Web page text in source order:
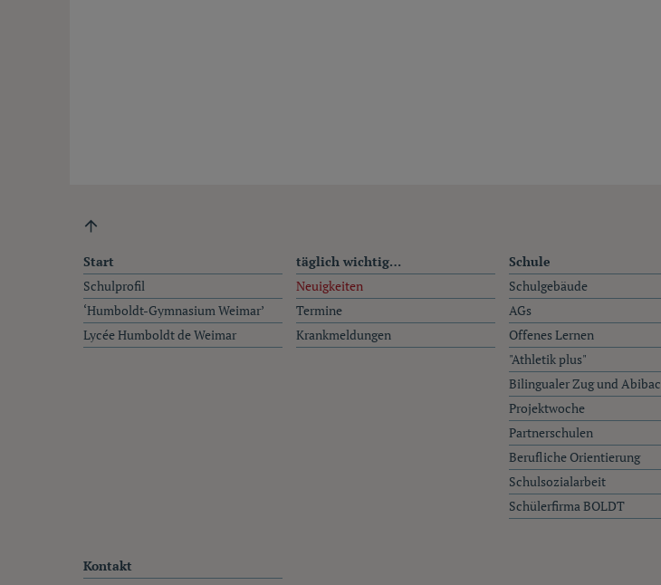
Fußzeile
Start
Schulprofil
‘Humboldt-Gymnasium Weimar’
Lycée Humboldt de Weimar
täglich wichtig…
Neuigkeiten
Termine
Krankmeldungen
Schule
Schulgebäude
AGs
Offenes Lernen
"Athletik plus"
Bilingualer Zug und Abibac
Projektwoche
Partnerschulen
Berufliche Orientierung
Schulsozialarbeit
Schülerfirma BOLDT
Kontakt